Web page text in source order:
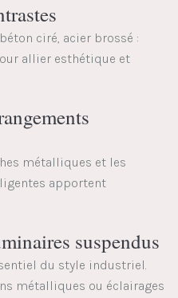
ciré, acier brossé :
allier esthétique et
métalliques et les
apportent
suspendus
du style industriel.
métalliques ou éclairages